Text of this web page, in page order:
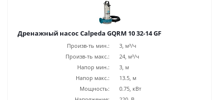
Дренажный насос Calpeda GQRM 10 32-14 GF
Произв-ть мин.:
3, м³/ч
Произв-ть макс.:
24, м³/ч
Напор мин.:
3, м
Напор макс.:
13.5, м
Мощность:
0.75, кВт